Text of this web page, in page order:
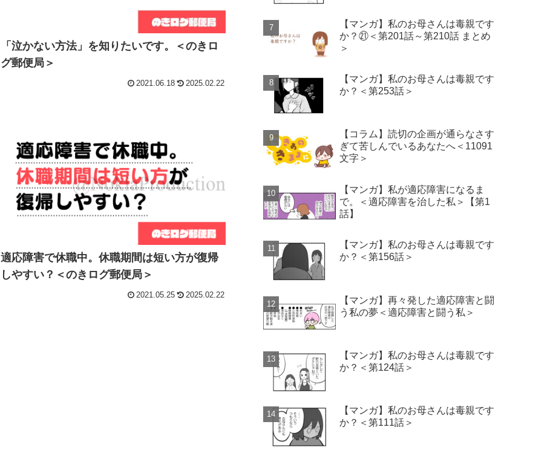
「泣かない方法」を知りたいです。＜のきロ
グ郵便局＞
2021.06.18 2025.02.22
適応障害で休職中。休職期間は短い方が復帰
しやすい？＜のきログ郵便局＞
2021.05.25 2025.02.22
【マンガ】私のお母さんは毒親です
か？㉑＜第201話～第210話 まとめ
＞
【マンガ】私のお母さんは毒親です
か？＜第253話＞
【コラム】読切の企画が通らなさす
ぎて苦しんでいるあなたへ＜11091
文字＞
【マンガ】私が適応障害になるま
で。＜適応障害を治した私＞【第1
話】
【マンガ】私のお母さんは毒親です
か？＜第156話＞
【マンガ】再々発した適応障害と闘
う私の夢＜適応障害と闘う私＞
【マンガ】私のお母さんは毒親です
か？＜第124話＞
【マンガ】私のお母さんは毒親です
か？＜第111話＞